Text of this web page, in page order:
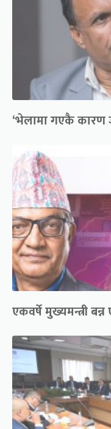
‘भेलामा गएकै कारण
एकवर्षे मुख्यमन्त्री